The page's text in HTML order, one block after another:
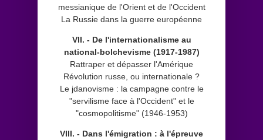
messianique de l'Orient et de l'Occident
La Russie dans la guerre européenne
VII. - De l'internationalisme au
national-bolchevisme (1917-1987)
Rattraper et dépasser l'Amérique
Révolution russe, ou internationale ?
Le jdanovisme : la campagne contre le
"servilisme face à l'Occident" et le
"cosmopolitisme" (1946-1953)
VIII. - Dans l'émigration : à l'épreuve